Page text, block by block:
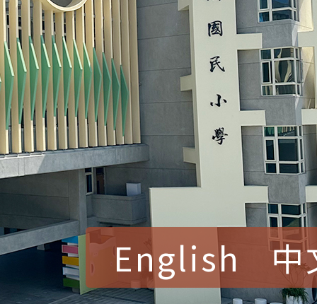
English 中
賀！本校參加桃園市中